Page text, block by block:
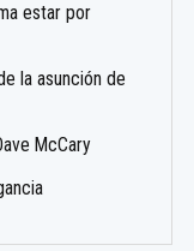
estar por
la asunción de
McCary